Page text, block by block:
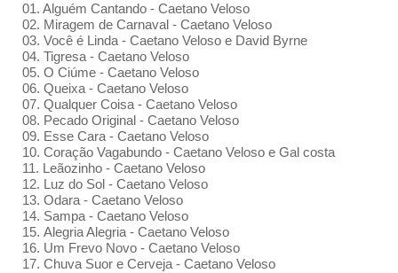
01. Alguém Cantando - Caetano Veloso
02. Miragem de Carnaval - Caetano Veloso
03. Você é Linda - Caetano Veloso e David Byrne
04. Tigresa - Caetano Veloso
05. O Ciúme - Caetano Veloso
06. Queixa - Caetano Veloso
07. Qualquer Coisa - Caetano Veloso
08. Pecado Original - Caetano Veloso
09. Esse Cara - Caetano Veloso
10. Coração Vagabundo - Caetano Veloso e Gal costa
11. Leãozinho - Caetano Veloso
12. Luz do Sol - Caetano Veloso
13. Odara - Caetano Veloso
14. Sampa - Caetano Veloso
15. Alegria Alegria - Caetano Veloso
16. Um Frevo Novo - Caetano Veloso
17. Chuva Suor e Cerveja - Caetano Veloso